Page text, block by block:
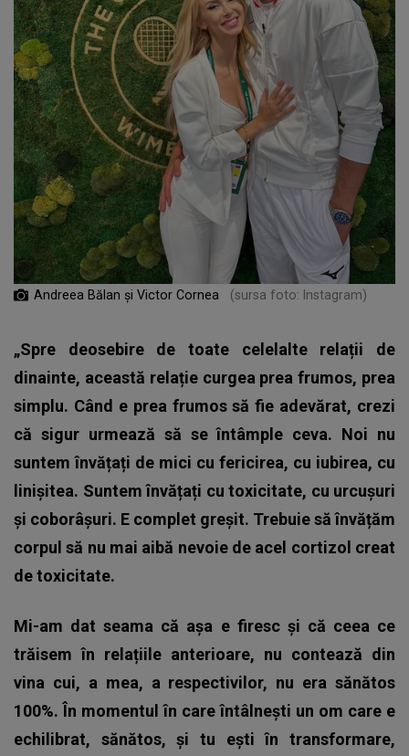
Andreea Bălan și Victor Cornea (sursa foto: Instagram)
„Spre deosebire de toate celelalte relații de
dinainte, această relație curgea prea frumos, prea
simplu. Când e prea frumos să fie adevărat, crezi
că sigur urmează să se întâmple ceva. Noi nu
suntem învățați de mici cu fericirea, cu iubirea, cu
linișitea. Suntem învățați cu toxicitate, cu urcușuri
și coborâșuri. E complet greșit. Trebuie să învățăm
corpul să nu mai aibă nevoie de acel cortizol creat
de toxicitate.
Mi-am dat seama că așa e firesc și că ceea ce
trăisem în relațiile anterioare, nu contează din
vina cui, a mea, a respectivilor, nu era sănătos
100%. În momentul în care întâlnești un om care e
echilibrat, sănătos, și tu ești în transformare,